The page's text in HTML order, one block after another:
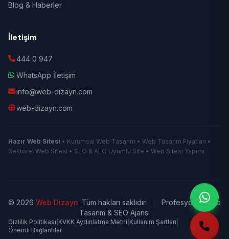
Blog & Haberler
İletişim
444 0 947
WhatsApp İletişim
info@web-dizayn.com
web-dizayn.com
Hazır Web Sitesi • Kurumsal Web Tasarım • Web Tasarım Fiyatları •
Sektörel Web Sitesi • SEO & AEO Uyumlu Site • Web Sitesi Yapımı
© 2026 Web Dizayn. Tüm hakları saklıdır.
Profesyonel Web
Tasarım & SEO Ajansı
Gizlilik Politikası KVKK Aydınlatma Metni Kullanım Şartları
Önemli Bağlantılar